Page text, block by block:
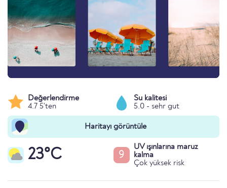
Değerlendirme
4.7 5'ten
Su kalitesi
5.0 - sehr gut
Haritayı görüntüle
23°C 9
UV ışınlarına maruz
kalma
Çok yüksek risk